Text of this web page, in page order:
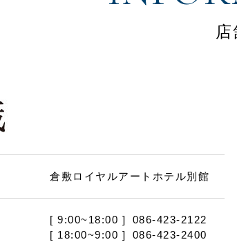
店
倉敷ロイヤルアートホテル別館
[ 9:00~18:00 ] 086-423-2122
[ 18:00~9:00 ] 086-423-2400